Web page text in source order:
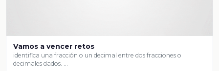
Vamos a vencer retos
identifica una fracción o un decimal entre dos fracciones o
decimales dados. …